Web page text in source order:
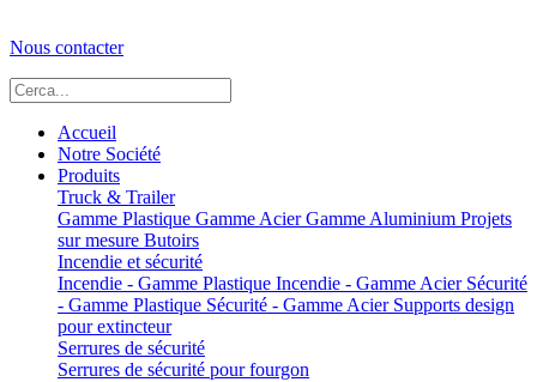
Nous contacter
Accueil
Notre Société
Produits
Truck & Trailer
Gamme Plastique Gamme AcierGamme Aluminium Projets
sur mesure Butoirs
Incendie et sécurité
Incendie - Gamme Plastique Incendie - Gamme AcierSécurité
- Gamme Plastique Sécurité - Gamme AcierSupports design
pour extincteur
Serrures de sécurité
Serrures de sécurité pour fourgon